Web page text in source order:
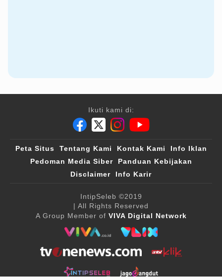
Ikuti kami di:
Peta Situs Tentang Kami Kontak Kami
Info Iklan
Pedoman Media Siber
Panduan Kebijakan
Disclaimer
Info Karir
IntipSeleb ©2019
| All Rights Reserved
A Group Member of VIVA Digital Network